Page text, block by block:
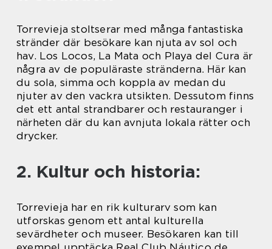
Torrevieja stoltserar med många fantastiska
stränder där besökare kan njuta av sol och
hav. Los Locos, La Mata och Playa del Cura är
några av de populäraste stränderna. Här kan
du sola, simma och koppla av medan du
njuter av den vackra utsikten. Dessutom finns
det ett antal strandbarer och restauranger i
närheten där du kan avnjuta lokala rätter och
drycker.
2. Kultur och historia:
Torrevieja har en rik kulturarv som kan
utforskas genom ett antal kulturella
sevärdheter och museer. Besökaren kan till